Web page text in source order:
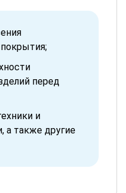
покрытия;
перед
и
а также другие